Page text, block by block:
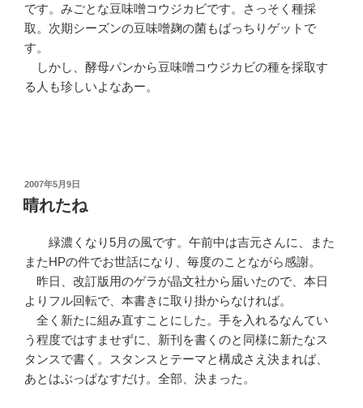
です。みごとな豆味噌コウジカビです。さっそく種採
取。次期シーズンの豆味噌麹の菌もばっちりゲットで
す。
しかし、酵母パンから豆味噌コウジカビの種を採取す
る人も珍しいよなあー。
投
稿
日:
2007年5月9日
晴れたね
緑濃くなり5月の風です。午前中は吉元さんに、また
またHPの件でお世話になり、毎度のことながら感謝。
昨日、改訂版用のゲラが晶文社から届いたので、本日
よりフル回転で、本書きに取り掛からなければ。
全く新たに組み直すことにした。手を入れるなんてい
う程度ではすませずに、新刊を書くのと同様に新たなス
タンスで書く。スタンスとテーマと構成さえ決まれば、
あとはぶっぱなすだけ。全部、決まった。